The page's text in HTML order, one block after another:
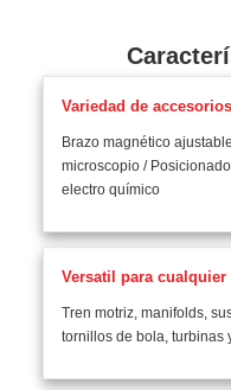
Variedad de
Brazo magnético
microscopio /
electro químico
Versatil para
Tren motriz, manifolds,
tornillos de bola, turbinas